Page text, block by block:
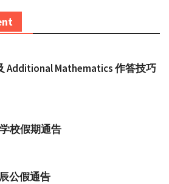
Additional Mathematics 作答技巧
校假期通告
公假通告